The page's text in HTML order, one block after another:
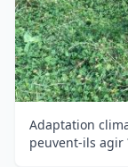
Adaptation
peuvent-ils agir